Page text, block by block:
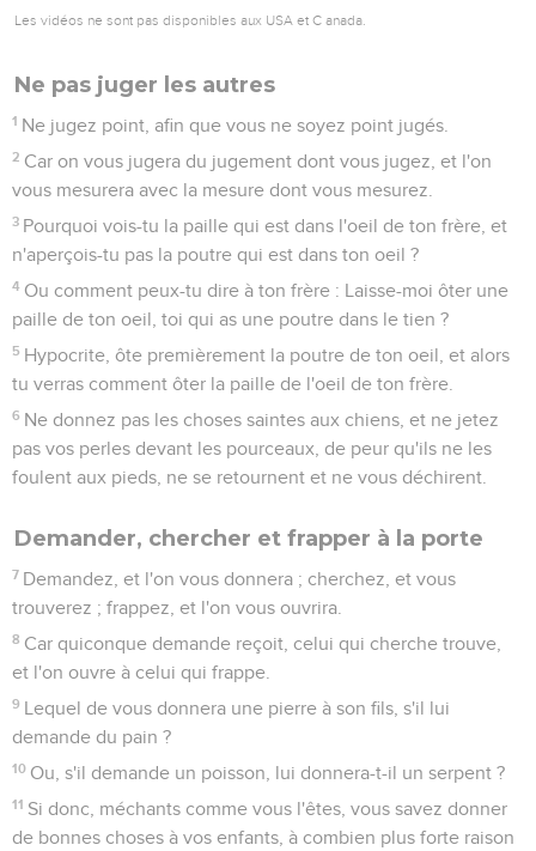
Les vidéos ne sont pas disponibles aux USA et C anada.
Ne pas juger les autres
1 Ne jugez point, afin que vous ne soyez point jugés.
2 Car on vous jugera du jugement dont vous jugez, et l'on
vous mesurera avec la mesure dont vous mesurez.
3 Pourquoi vois-tu la paille qui est dans l'oeil de ton frère, et
n'aperçois-tu pas la poutre qui est dans ton oeil ?
4 Ou comment peux-tu dire à ton frère : Laisse-moi ôter une
paille de ton oeil, toi qui as une poutre dans le tien ?
5 Hypocrite, ôte premièrement la poutre de ton oeil, et alors
tu verras comment ôter la paille de l'oeil de ton frère.
6 Ne donnez pas les choses saintes aux chiens, et ne jetez
pas vos perles devant les pourceaux, de peur qu'ils ne les
foulent aux pieds, ne se retournent et ne vous déchirent.
Demander, chercher et frapper à la porte
7 Demandez, et l'on vous donnera ; cherchez, et vous
trouverez ; frappez, et l'on vous ouvrira.
8 Car quiconque demande reçoit, celui qui cherche trouve,
et l'on ouvre à celui qui frappe.
9 Lequel de vous donnera une pierre à son fils, s'il lui
demande du pain ?
10 Ou, s'il demande un poisson, lui donnera-t-il un serpent ?
11 Si donc, méchants comme vous l'êtes, vous savez donner
de bonnes choses à vos enfants, à combien plus forte raison